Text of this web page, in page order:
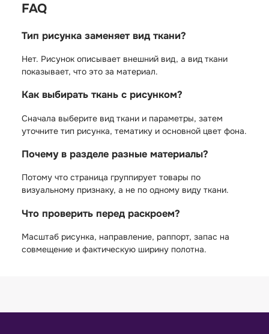
FAQ
Тип рисунка заменяет вид ткани?
Нет. Рисунок описывает внешний вид, а вид ткани
показывает, что это за материал.
Как выбирать ткань с рисунком?
Сначала выберите вид ткани и параметры, затем
уточните тип рисунка, тематику и основной цвет фона.
Почему в разделе разные материалы?
Потому что страница группирует товары по
визуальному признаку, а не по одному виду ткани.
Что проверить перед раскроем?
Масштаб рисунка, направление, раппорт, запас на
совмещение и фактическую ширину полотна.